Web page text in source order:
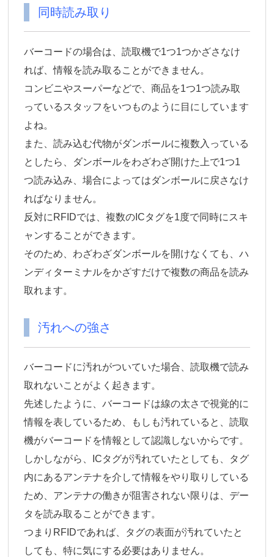
同時読み取り
バーコードの場合は、読取機で1つ1つかざさなけ
れば、情報を読み取ることができません。
コンビニやスーパーなどで、商品を1つ1つ読み取
っているスタッフをいつものように目にしています
よね。
また、読み込む代物がダンボールに複数入っている
としたら、ダンボールをわざわざ開けた上で1つ1
つ読み込み、場合によってはダンボールに戻さなけ
ればなりません。
反対にRFIDでは、複数のICタグを1度で同時にスキ
ャンすることができます。
そのため、わざわざダンボールを開けなくても、ハ
ンディターミナルをかざすだけで複数の商品を読み
取れます。
汚れへの強さ
バーコードに汚れがついていた場合、読取機で読み
取れないことがよく起きます。
先述したように、バーコードは線の太さで視覚的に
情報を表しているため、もしも汚れていると、読取
機がバーコードを情報として認識しないからです。
しかしながら、ICタグが汚れていたとしても、タグ
内にあるアンテナを介して情報をやり取りしている
ため、アンテナの働きが阻害されない限りは、デー
タを読み取ることができます。
つまりRFIDであれば、タグの表面が汚れていたと
しても、特に気にする必要はありません。